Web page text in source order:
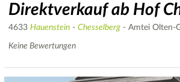
Direktverkauf ab Hof
4633 Hauenstein - Chesselberg - Amtei Olten-
Keine Bewertungen